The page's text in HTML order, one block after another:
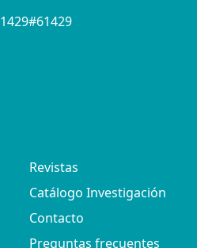
1429#61429
Revistas
Catálogo Investigación
Contacto
Preguntas frecuentes